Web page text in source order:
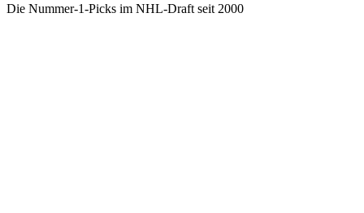
Die Nummer-1-Picks im NHL-Draft seit 2000